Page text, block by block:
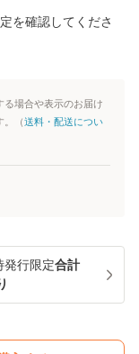
を確認してくださ
場合や表示のお届け
。（送料・配送につい
発行限定合計